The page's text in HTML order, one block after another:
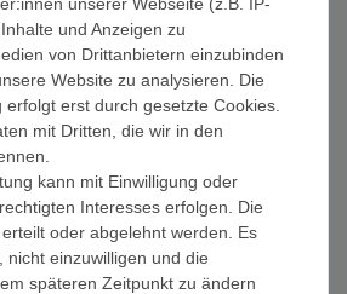
Silber Rot
UVP 165,00 € 140,25 € *
In den Warenkorb
inkl. ges. MwSt.zzgl.Versandkosten
02.1105 Damen Ohrringe Silber synth.
weiß
73,00 € 62,05 € *
und Anzeigen zu
von Drittanbietern einzubinden
Website zu analysieren. Die
erst durch gesetzte Cookies.
mit Dritten, die wir in den
kann mit Einwilligung oder
Interesses erfolgen. Die
oder abgelehnt werden. Es
nicht einzuwilligen und die
späteren Zeitpunkt zu ändern